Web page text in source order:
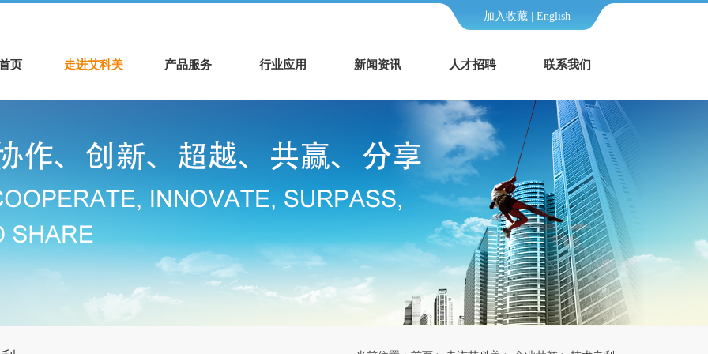
加入收藏| English
页 走进艾科美 产品服务 行业应用 新闻资讯 人才招聘 联系我们